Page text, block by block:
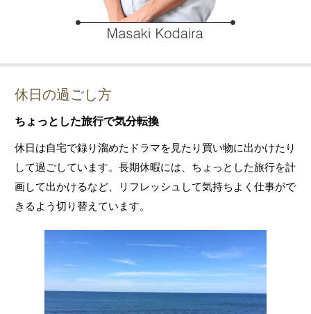
休日の過ごし方
ちょっとした旅行で気分転換
休日は自宅で録り溜めたドラマを見たり買い物に出かけたり
して過ごしています。長期休暇には、ちょっとした旅行を計
画して出かけるなど、リフレッシュして気持ちよく仕事がで
きるよう切り替えています。